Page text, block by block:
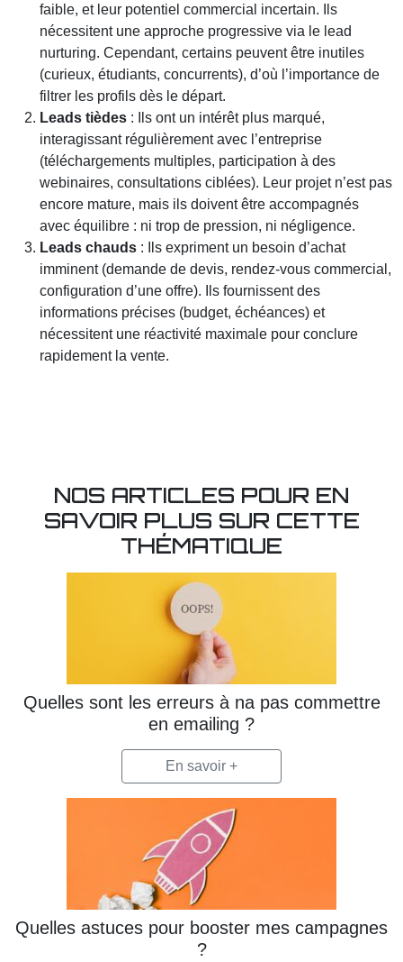
faible, et leur potentiel commercial incertain. Ils
nécessitent une approche progressive via le lead
nurturing. Cependant, certains peuvent être inutiles
(curieux, étudiants, concurrents), d’où l’importance de
filtrer les profils dès le départ.
Leads tièdes : Ils ont un intérêt plus marqué,
interagissant régulièrement avec l’entreprise
(téléchargements multiples, participation à des
webinaires, consultations ciblées). Leur projet n’est pas
encore mature, mais ils doivent être accompagnés
avec équilibre : ni trop de pression, ni négligence.
Leads chauds : Ils expriment un besoin d’achat
imminent (demande de devis, rendez-vous commercial,
configuration d’une offre). Ils fournissent des
informations précises (budget, échéances) et
nécessitent une réactivité maximale pour conclure
rapidement la vente.
NOS ARTICLES POUR EN
SAVOIR PLUS SUR CETTE
THÉMATIQUE
Quelles sont les erreurs à na pas commettre
en emailing ?
En savoir +
Quelles astuces pour booster mes campagnes
?